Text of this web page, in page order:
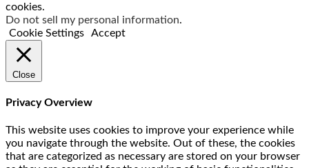
cookies.
Do not sell my personal information.
Cookie Settings
Accept
Close
Privacy Overview
This website uses cookies to improve your experience while
you navigate through the website. Out of these, the cookies
that are categorized as necessary are stored on your browser